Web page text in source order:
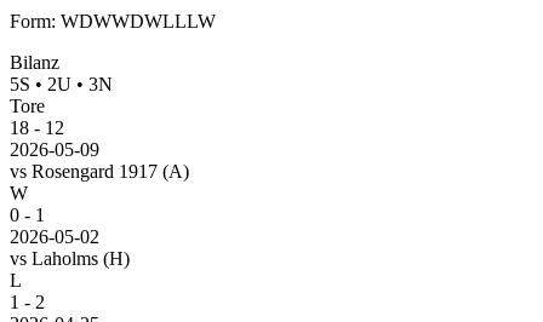
Form: WDWWDWLLLW
Bilanz
5S • 2U • 3N
Tore
18 - 12
2026-05-09
vs Rosengard 1917 (A)
W
0 - 1
2026-05-02
vs Laholms (H)
L
1 - 2